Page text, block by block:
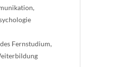
Fernstudium,